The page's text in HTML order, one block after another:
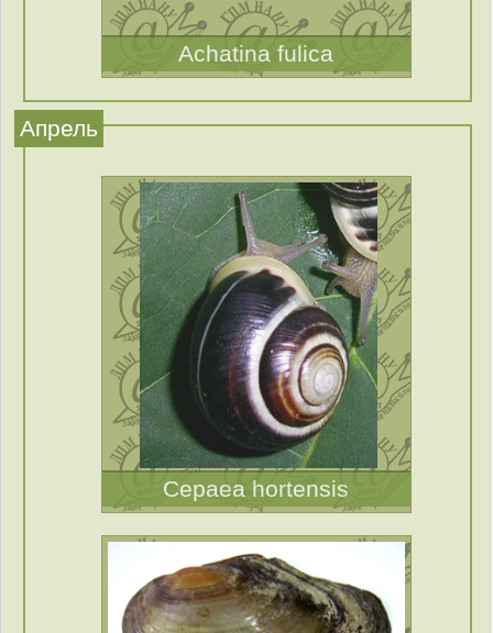
Achatina fulica
Апрель
Cepaea hortensis